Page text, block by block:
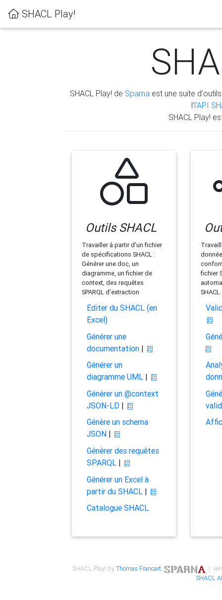
SHACL Play!
SHACL Play! de Sparna est une suite
l'l'API
SHACL Play!
Outils SHACL
Travailler à partir d'un fichier
de spécifications SHACL :
Générer une doc, un
diagramme, un fichier de
context, des requêtes
SPARQL d'extraction
Editer du SHACL (en
Excel)
Générer une
documentation|
Générer un
diagramme UML|
Générer un @context
JSON-LD|
Génère un schema
JSON|
Générer des requêtes
SPARQL|
Générer un Excel à
partir du SHACL|
Catalogue SHACL
fichier
SHACL.
SHACL Play! byThomas Francart,
|
SHACL